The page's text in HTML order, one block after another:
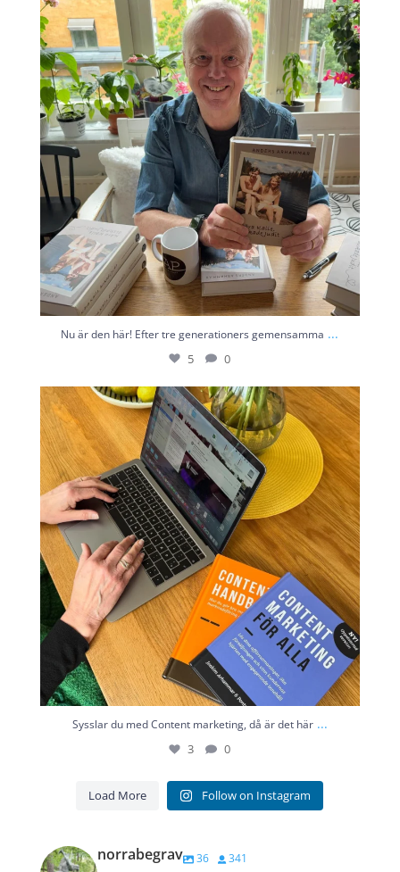
Nu är den här! Efter tre generationers gemensamma...
5
Nu är den här! Efter tre generationers gemensamma ...
5 0
Sysslar du med Content marketing, då är det här...
3 0
Sysslar du med Content marketing, då är det här ...
3 0
Load More Follow on Instagram
norrabegrav 36
341